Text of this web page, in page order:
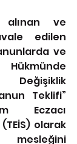
alınan ve
edilen
ve
Teklifi”
Eczacı
olarak
mesleğini